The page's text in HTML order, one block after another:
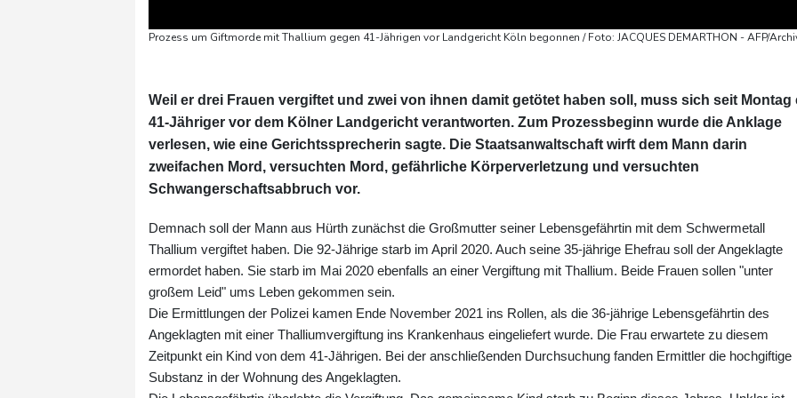
Prozess um Giftmorde mit Thallium gegen 41-Jährigen vor Landgericht Köln begonnen / Foto: JACQUES DEMARTHON - AFP/
Weil er drei Frauen vergiftet und zwei von ihnen damit getötet haben soll, muss sich seit Montag
41-Jähriger vor dem Kölner Landgericht verantworten. Zum Prozessbeginn wurde die Anklage
verlesen, wie eine Gerichtssprecherin sagte. Die Staatsanwaltschaft wirft dem Mann darin
zweifachen Mord, versuchten Mord, gefährliche Körperverletzung und versuchten
Schwangerschaftsabbruch vor.
Demnach soll der Mann aus Hürth zunächst die Großmutter seiner Lebensgefährtin mit dem Schwermetall
Thallium vergiftet haben. Die 92-Jährige starb im April 2020. Auch seine 35-jährige Ehefrau soll der Angeklagte
ermordet haben. Sie starb im Mai 2020 ebenfalls an einer Vergiftung mit Thallium. Beide Frauen sollen "unter
großem Leid" ums Leben gekommen sein.
Die Ermittlungen der Polizei kamen Ende November 2021 ins Rollen, als die 36-jährige Lebensgefährtin des
Angeklagten mit einer Thalliumvergiftung ins Krankenhaus eingeliefert wurde. Die Frau erwartete zu diesem
Zeitpunkt ein Kind von dem 41-Jährigen. Bei der anschließenden Durchsuchung fanden Ermittler die hochgiftige
Substanz in der Wohnung des Angeklagten.